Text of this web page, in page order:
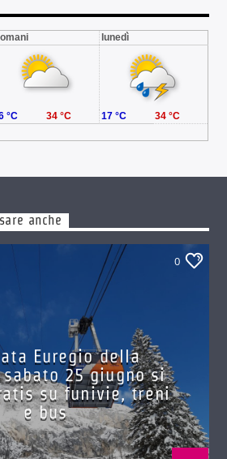
lunedì
°C 34 °C 17 °C 34 °C
anche
0
Euregio della
25 giugno si
su funivie, treni
e bus